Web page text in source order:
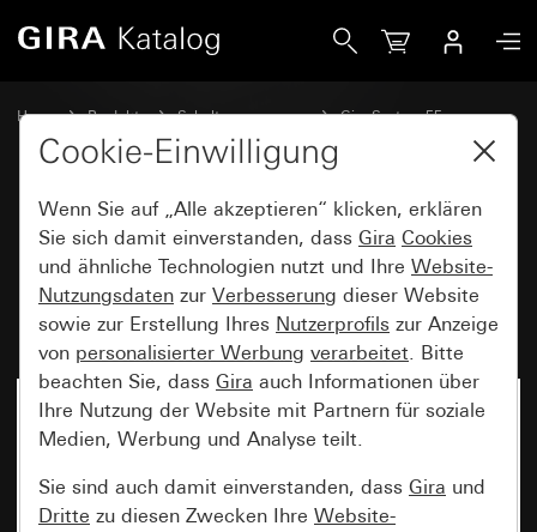
Home Produkte Schalterprogramme
Gira System 55
Kommunikationstechnik Zubehör
Datenhaube mit Tragring und
Beschriftungsfeld für Einschübe
Kommunikationstechnik
Cookie-Einwilligung
Wenn Sie auf „Alle akzeptieren“ klicken, erklären
Sie sich damit einverstanden, dass Gira Cookies
und ähnliche Technologien nutzt und Ihre Website-
Nutzungsdaten zur Verbesserung dieser Website
sowie zur Erstellung Ihres Nutzerprofils zur Anzeige
von personalisierter Werbung verarbeitet. Bitte
beachten Sie, dass Gira auch Informationen über
Ihre Nutzung der Website mit Partnern für soziale
Medien, Werbung und Analyse teilt.
Sie sind auch damit einverstanden, dass Gira und
Dritte zu diesen Zwecken Ihre Website-